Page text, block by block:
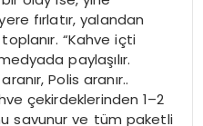
fırlatır, yalandan
“Kahve içti
paylaşılır.
Polis aranır..
çekirdeklerinden 1–2
savunur ve tüm paketli